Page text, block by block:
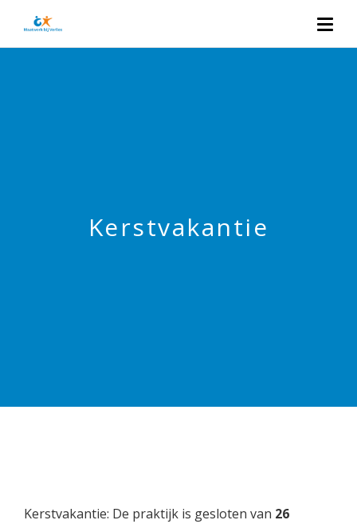
Kerstvakantie
Kerstvakantie: De praktijk is gesloten van 26